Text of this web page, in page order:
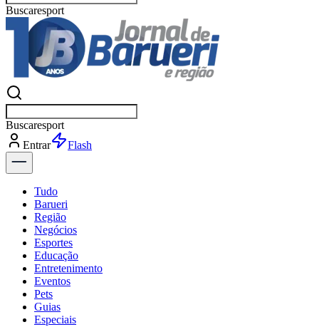
Buscaresportes
Buscaresportes
Entrar
Flash
Tudo
Barueri
Região
Negócios
Esportes
Educação
Entretenimento
Eventos
Pets
Guias
Especiais